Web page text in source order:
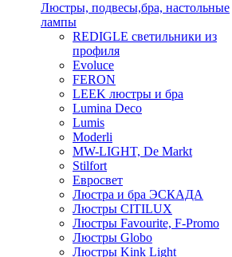
Люстры, подвесы,бра, настольные
лампы
REDIGLE светильники из
профиля
Evoluce
FERON
LEEK люстры и бра
Lumina Deco
Lumis
Moderli
MW-LIGHT, De Markt
Stilfort
Евросвет
Люстра и бра ЭСКАДА
Люстры CITILUX
Люстры Favourite, F-Promo
Люстры Globo
Люстры Kink Light